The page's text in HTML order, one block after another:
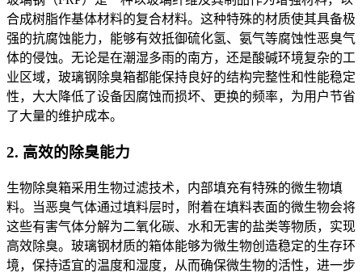
合成树脂作基体材料的复合材料。这种特殊的材质使其具备极
强的抗腐蚀能力，能够有效抵御硫化氢、氨气等腐蚀性恶臭气
体的侵蚀。无论是在潮湿多雨的南方，还是酸碱环境复杂的工
业区域，玻璃钢除臭箱都能保持良好的结构完整性和性能稳定
性，大大降低了设备因腐蚀而损坏、更换的频率，为用户节省
了大量的维护成本。
2. 高效的除臭能力
生物除臭箱采用生物过滤技术，内部填充有特殊的微生物填
料。当恶臭气体通过填料层时，附着在填料表面的微生物会将
这些有害气体分解为二氧化碳、水和无害的盐类等物质，实现
高效除臭。玻璃钢材质的箱体能够为微生物创造稳定的生存环
境，保持适宜的温度和湿度，从而确保微生物的活性，进一步